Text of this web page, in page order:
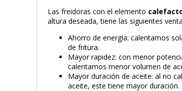
Las freidoras con el elemento
altura deseada, tiene las siguientes
Ahorro de energía: calentamos
de fritura.
Mayor rapidez: con menor
calentamos menor volumen de
Mayor duración de aceite: al no
aceite, este tiene mayor duración.